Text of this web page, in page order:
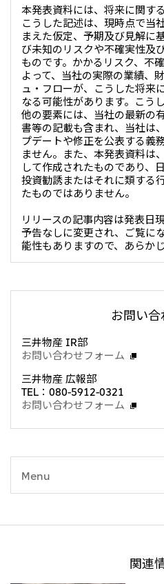
本発表資料には、将来に関す
こうした記述は、現時点で当
まえた仮定、予期及び見解に
び未知のリスクや不確実性及
ものです。かかるリスク、不
よって、当社の実際の業績、
ュ・フローが、こうした将来
なる可能性があります。こう
他の要素には、当社の最新の
書等の記載も含まれ、当社は
プデートや修正を公表する義
ません。また、本発表資料は
して作成されたものであり、
投資勧誘またはそれに類する
たものではありません。
リリースの記事内容は発表日
予告なしに変更され、ご覧に
能性もありますので、あらか
お問い
三井物産 IR部
お問い合わせフォーム
三井物産 広報部
TEL：080-5912-0321
お問い合わせフォーム
Menu
関連